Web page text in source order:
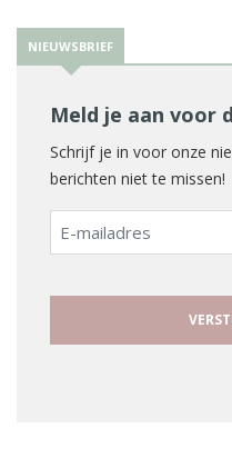
NIEUWSBRIEF
Meld je aan voor
Schrijf je in voor onze
berichten niet te missen!
E-
mailadres